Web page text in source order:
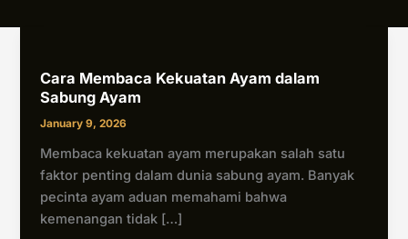
Cara Membaca Kekuatan Ayam dalam
Sabung Ayam
January 9, 2026
Membaca kekuatan ayam merupakan salah satu
faktor penting dalam dunia sabung ayam. Banyak
pecinta ayam aduan memahami bahwa
kemenangan tidak […]
Kekuatan
Ayam
dalam
Sabung
Ayam